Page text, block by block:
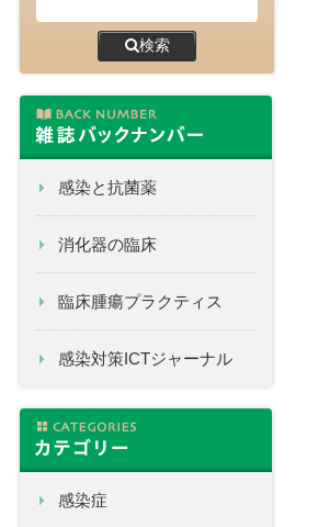
検索
感染と抗菌薬
消化器の臨床
臨床腫瘍プラクティス
感染対策ICTジャーナル
感染症